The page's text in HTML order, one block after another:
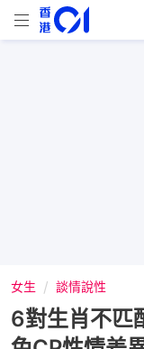
女生 談情說性
6對生肖不